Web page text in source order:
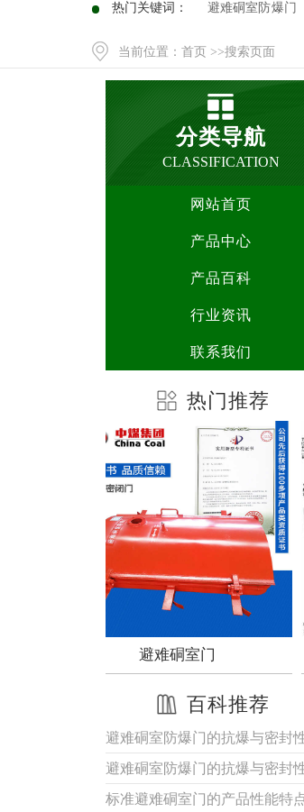
热门关键词： 避难硐室防爆门
当前位置：首页 >>搜索页面
分类导航
CLASSIFICATION
网站首页
产品中心
产品百科
行业资讯
联系我们
热门推荐
避难硐室用气幕隔绝装置
百科推荐
标准避难硐室门的产品性能特